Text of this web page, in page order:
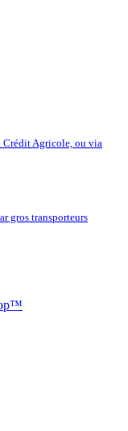
Crédit Agricole, ou via
gros transporteurs